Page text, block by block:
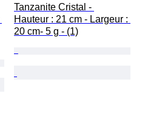
Tanzanite Cristal -
Hauteur : 21 cm - Largeur :
20 cm- 5 g - (1)